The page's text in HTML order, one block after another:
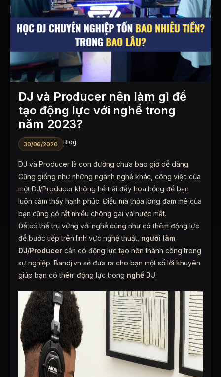
DJ và Producer nên làm gì để
tạo động lực với nghề trong
năm 2023?
30/06/2020 Blog
DJ và Producer là con đường chưa bao giờ dễ dàng.
Cũng giống như những ngành nghề khác, công việc của
một DJ/Producer không hề trải đầy hoa hồng để bạn
luôn cảm thấy hạnh phúc. Điều mà thỏa lòng đam mê của
bạn cũng có rất nhiều chông gai và nước mắt.
Để có thể trụ vững với nghề cũng như có thêm động lực
để bước tiếp trên lĩnh vực nghệ thuật, người làm
DJ/Producer cần có động lực tạo nên thành công trong
sự nghiệp. Bandj.vn sẽ đưa ra cho bạn một số lời khuyên
giúp bạn có thêm động lực trong nghề DJ.